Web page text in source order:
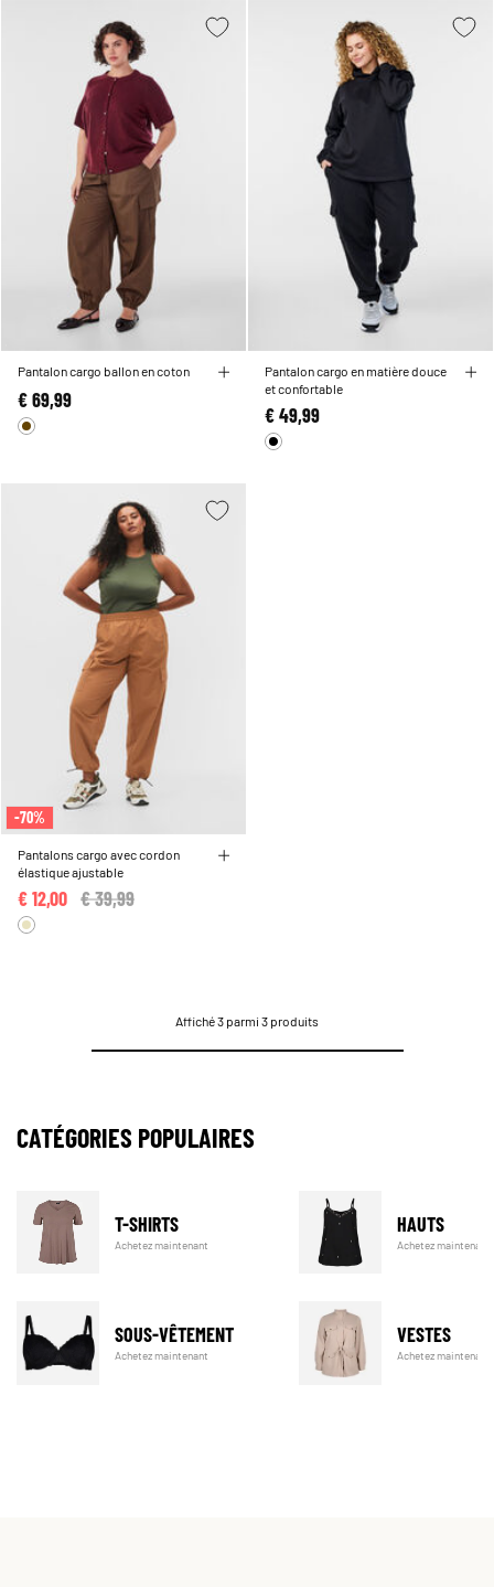
Pantalon cargo ballon en coton
€ 69,99
Pantalon cargo en matière douce
et confortable
€ 49,99
-70%
Pantalons cargo avec cordon
élastique ajustable
Price reduced from
€ 39,99
€ 12,00
Affiché 3 parmi 3 produits
CATÉGORIES POPULAIRES
T-SHIRTS
Achetez maintenant
HAUTS
Achetez maintenant
SOUS-VÊTEMENT
Achetez maintenant
VESTES
Achetez maintenant